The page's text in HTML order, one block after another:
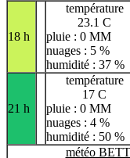
18 h
température
23.1 C
pluie : 0 MM
nuages : 5 %
humidité : 37 %
21 h
température
17 C
pluie : 0 MM
nuages : 4 %
humidité : 50 %
météo